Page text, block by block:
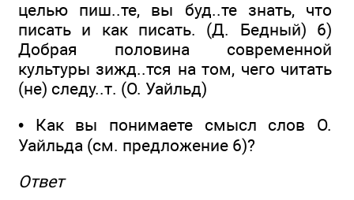
целью пиш..те, вы буд..те знать, что
писать и как писать. (Д. Бедный) 6)
Добрая половина современной
культуры зижд..тся на том, чего читать
(не) следу..т. (О. Уайльд)
• Как вы понимаете смысл слов О.
Уайльда (см. предложение 6)?
Ответ